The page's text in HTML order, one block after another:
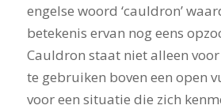
engelse woord ‘cauldron’
betekenis ervan nog eens
Cauldron staat niet alleen
te gebruiken boven een open
voor een situatie die zich